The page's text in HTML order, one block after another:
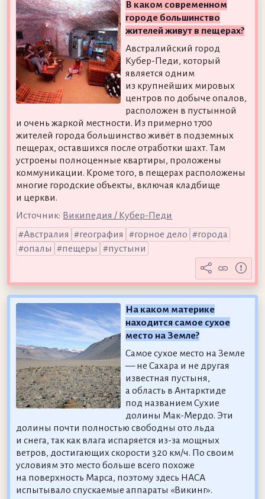
В каком современном
городе большинство
жителей живут в пещерах?
Австралийский город
Кубер-Педи, который
является одним
из крупнейших мировых
центров по добыче опалов,
расположен в пустынной
и очень жаркой местности. Из примерно 1700
жителей города большинство живёт в подземных
пещерах, оставшихся после отработки шахт. Там
устроены полноценные квартиры, проложены
коммуникации. Кроме того, в пещерах расположены
многие городские объекты, включая кладбище
и церкви.
Источник: Википедия / Кубер-Педи
Австралия
география горное дело
города
опалы
пещеры пустыни
На каком материке
находится самое сухое
место на Земле?
Самое сухое место на Земле
— не Сахара и не другая
известная пустыня,
а область в Антарктиде
под названием Сухие
долины Мак-Мердо. Эти
долины почти полностью свободны ото льда
и снега, так как влага испаряется из-за мощных
ветров, достигающих скорости 320 км/ч. По своим
условиям это место больше всего похоже
на поверхность Марса, поэтому здесь НАСА
испытывало спускаемые аппараты «Викинг».